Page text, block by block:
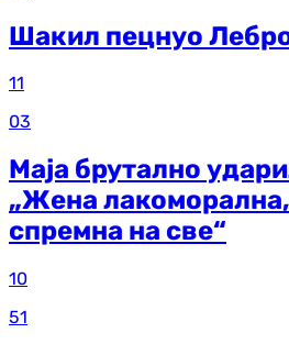
Шакил пецнуо
11
03
Маја брутално
„Жена
спремна на све“
10
51